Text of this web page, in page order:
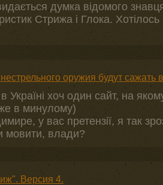
думка відомого
Стрижа і Глока.
оружия будут сажать
Україні хоч один сайт, на
в минулому)
у вас претензії, я так
мовити, влади?
Версия 4.